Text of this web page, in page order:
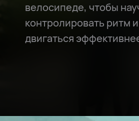
велосипеде, чтобы
контролировать ритм и
двигаться